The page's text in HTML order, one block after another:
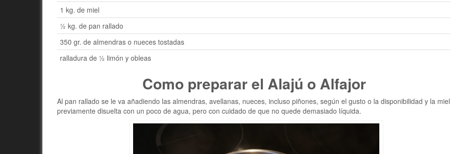
1 kg. de miel
½ kg. de pan rallado
350 gr. de almendras o nueces tostadas
ralladura de ½ limón y obleas
Como preparar el Alajú o Alfajor
Al pan rallado se le va añadiendo las almendras, avellanas, nueces, incluso piñones, según el gusto o la disponibilidad y la miel
previamente disuelta con un poco de agua, pero con cuidado de que no quede demasiado líquida.